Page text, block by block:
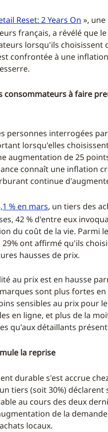
Reset: 2 Years On »,
français, a révélé que
lorsqu'ils choisissent
confrontée à une
consommateurs à faire
personnes interrogées
lorsqu'elles
augmentation de 25
connaît une inflation
continue
% en mars, un tiers des
42 % d'entre eux
du coût de la vie. Parmi
29% ont affirmé qu'ils
hausses de prix.
au prix est en hausse
sont plus fortes
sensibles au prix pour
en ligne, et plus de la
qu'aux détaillants
la reprise
durable s'est accrue
tiers (soit 30%) déclarent
au cours des deux
de la
locaux.